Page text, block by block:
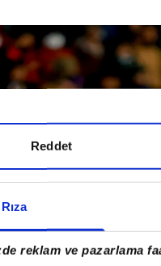
Rıza
reklam ve pazarlama
Reddet